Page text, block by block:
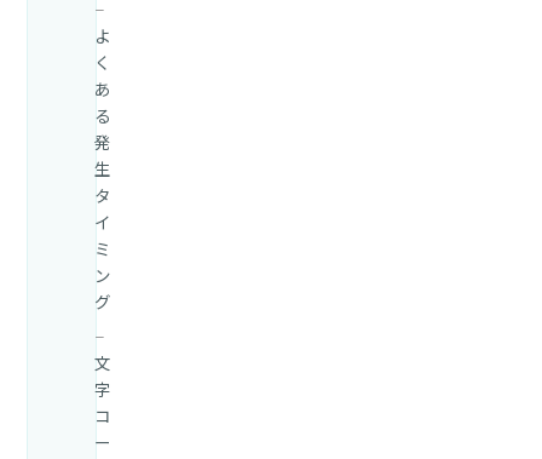
よ
く
あ
る
発
生
タ
イ
ミ
ン
グ
文
字
コ
ー